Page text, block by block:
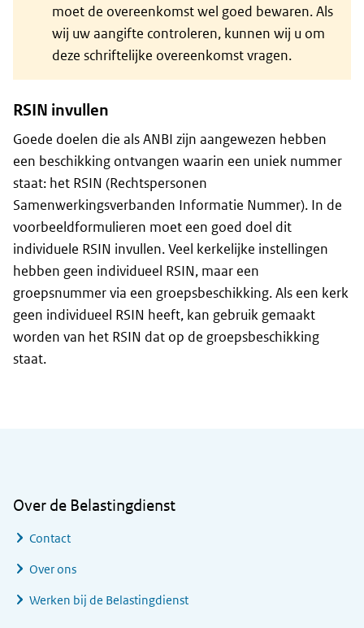
moet de overeenkomst wel goed bewaren. Als
wij uw aangifte controleren, kunnen wij u om
deze schriftelijke overeenkomst vragen.
RSIN invullen
Goede doelen die als ANBI zijn aangewezen hebben
een beschikking ontvangen waarin een uniek nummer
staat: het RSIN (Rechtspersonen
Samenwerkingsverbanden Informatie Nummer). In de
voorbeeldformulieren moet een goed doel dit
individuele RSIN invullen. Veel kerkelijke instellingen
hebben geen individueel RSIN, maar een
groepsnummer via een groepsbeschikking. Als een kerk
geen individueel RSIN heeft, kan gebruik gemaakt
worden van het RSIN dat op de groepsbeschikking
staat.
Over de Belastingdienst
Contact
Over ons
Werken bij de Belastingdienst